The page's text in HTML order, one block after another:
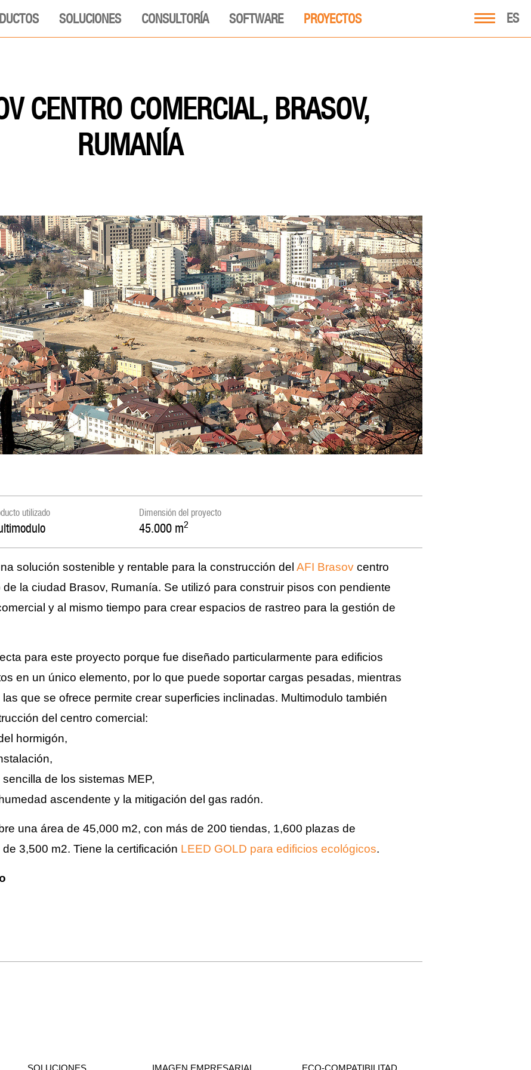
ES
SOLUCIONES CONSULTORÍA SOFTWARE PROYECTOS
CENTRO COMERCIAL, BRASOV,
RUMANÍA
utilizado Dimensión del proyecto
45.000 m2
solución sostenible y rentable para la construcción del AFI Brasov centro
la ciudad Brasov, Rumanía. Se utilizó para construir pisos con pendiente
y al mismo tiempo para crear espacios de rastreo para la gestión de
para este proyecto porque fue diseñado particularmente para edificios
en un único elemento, por lo que puede soportar cargas pesadas, mientras
que se ofrece permite crear superficies inclinadas. Multimodulo también
del centro comercial :
hormigón,
de los sistemas MEP,
ascendente y la mitigación del gas radón.
una área de 45,000 m2, con más de 200 tiendas, 1,600 plazas de
3,500 m2. Tiene la certificación LEED GOLD para edificios ecológicos.
SOLUCIONES IMAGEN EMPRESARIAL ECO-COMPATIBILITAD